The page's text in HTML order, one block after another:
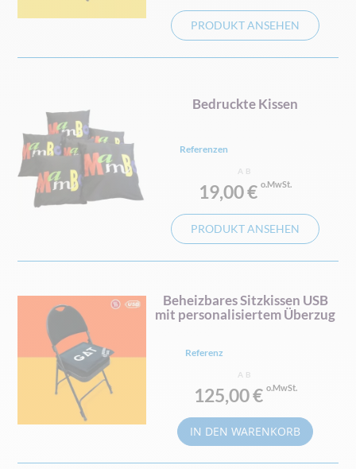
PRODUKT ANSEHEN
Bedruckte Kissen
Referenzen
AB
19,00 €
PRODUKT ANSEHEN
Beheizbares Sitzkissen USB
mit personalisiertem Überzug
Referenz
AB
125,00 €
IN DEN WARENKORB